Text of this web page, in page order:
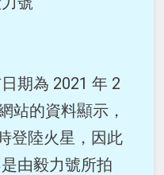
期為 2021 年 2
站的資料顯示，
登陸火星，因此
由毅力號所拍